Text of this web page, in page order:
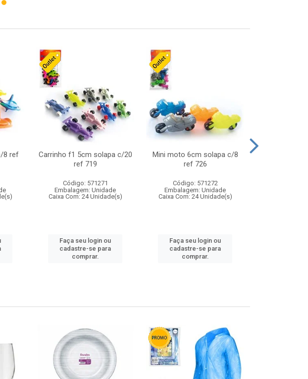
8 ref
Carrinho f1 5cm solapa c/20
ref 719
Código: 571271
Embalagem: Unidade
Caixa Com: 24 Unidade(s)
Faça seu login ou
cadastre-se para
comprar.
Mini moto 6cm solapa c/8
ref 726
Código: 571272
Embalagem: Unidade
Caixa Com: 24 Unidade(s)
Faça seu login ou
cadastre-se para
comprar.